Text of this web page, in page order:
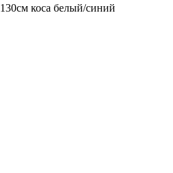
коса белый/синий